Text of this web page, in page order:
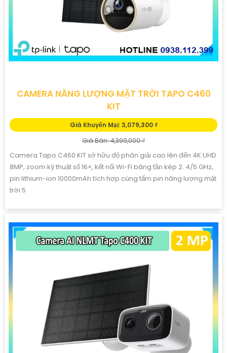
CAMERA NĂNG LƯỢNG MẶT TRỜI TAPO C460
KIT
Giá Khuyến Mại: 3,079,300 ₫
Giá Bán: 4,399,000 ₫
Camera Tapo C460 KIT sở hữu độ phân giải cao lên đến 4K UHD
8MP, zoom kỹ thuật số 16×, kết nối Wi-Fi băng tần kép 2. 4/5 GHz,
pin lithium-ion 10000mAh tích hợp cùng tấm pin năng lượng mặt
trời 5